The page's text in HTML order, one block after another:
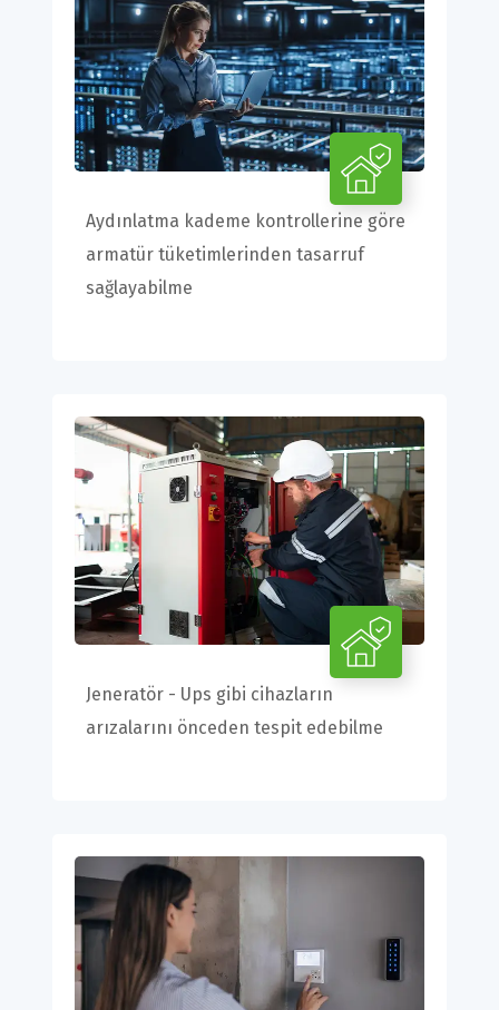
Aydınlatma kademe kontrollerine göre
armatür tüketimlerinden tasarruf
sağlayabilme
Jeneratör - Ups gibi cihazların
arızalarını önceden tespit edebilme